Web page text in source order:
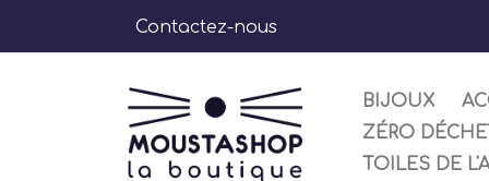
Contactez-nous
BIJOUX
ZÉRO
TOILES DE